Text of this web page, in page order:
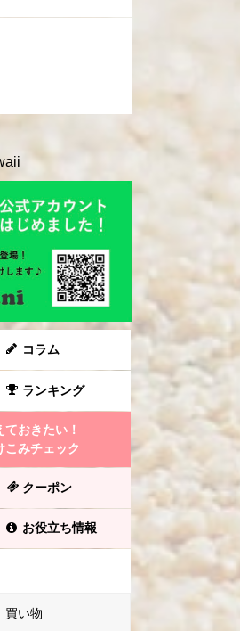
コラム
ランキング
おきたい！
こみチェック
クーポン
お役立ち情報
買い物